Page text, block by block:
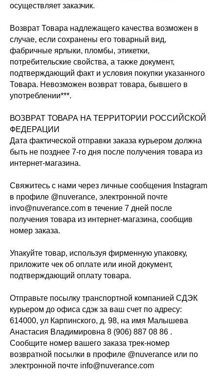
осуществляет заказчик.
Возврат Товара надлежащего качества возможен в
случае, если сохранены его товарный вид,
фабричные ярлыки, пломбы, этикетки,
потребительские свойства, а также документ,
подтверждающий факт и условия покупки указанного
Товара. Невозможен возврат товара, бывшего в
употреблении***.
ВОЗВРАТ ТОВАРА НА ТЕРРИТОРИИ РОССИЙСКОЙ
ФЕДЕРАЦИИ
Дата фактической отправки заказа курьером должна
быть не позднее 7-го дня после получения товара из
интернет-магазина.
Свяжитесь с нами через личные сообщения Instagram
в профиле @nuverance, электронной почте
invo@nuverance.com в течение 7 дней после
получения товара из интернет-магазина, сообщив
номер заказа.
Упакуйте товар, используя фирменную упаковку,
приложите чек об оплате или иной документ,
подтверждающий оплату товара.
Отправьте посылку транспортной компанией СДЭК
курьером до офиса сдэк за ваш счет по адресу:
614000, ул Карпинского, д. 98, на имя Малышева
Анастасия Владимировна 8 (906) 887 08 86 .
Сообщите номер вашего заказа трек-номер
возвратной посылки в профиле @nuverance или по
электронной почте info@nuverance.com
Владимировна / ИНН: 590583955233